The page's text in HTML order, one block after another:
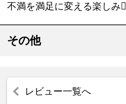
不満を満足に変える楽しみ
その他
レビュー一覧へ